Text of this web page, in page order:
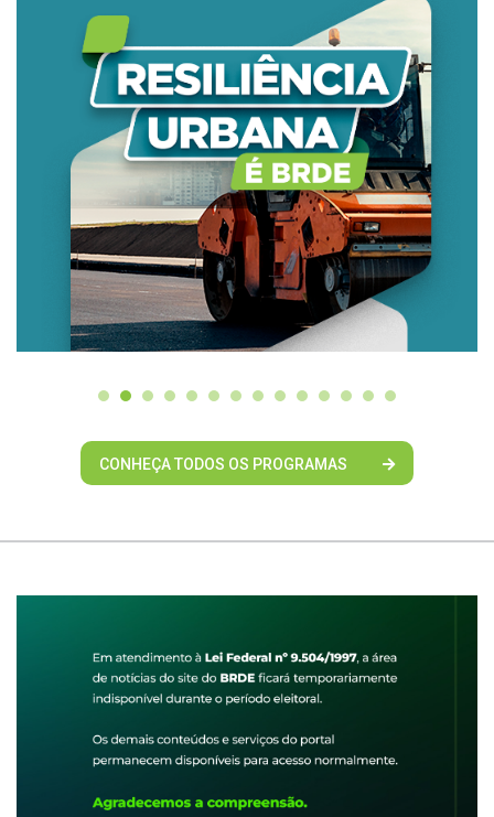
CONHEÇA TODOS OS PROGRAMAS